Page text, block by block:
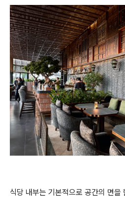
식당 내부는 기본적으로 공간의 면을